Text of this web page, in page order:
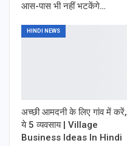
आस-पास भी नहीं भटकेंगे…
HINDI NEWS
अच्छी आमदनी के लिए गांव में करें,
ये 5 व्यवसाय | Village
Business Ideas In Hindi